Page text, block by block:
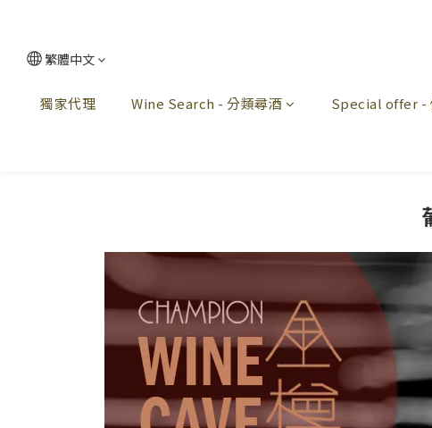
繁體中文
獨家代理 Wine Search - 分類尋酒 Special offer -